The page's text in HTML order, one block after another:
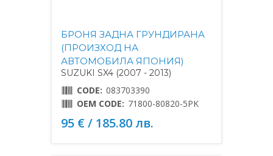
БРОНЯ ЗАДНА ГРУНДИРАНА
(ПРОИЗХОД НА
АВТОМОБИЛА ЯПОНИЯ)
SUZUKI SX4 (2007 - 2013)
CODE: 083703390
OEM CODE: 71800-80820-5PK
95 € / 185.80 лв.